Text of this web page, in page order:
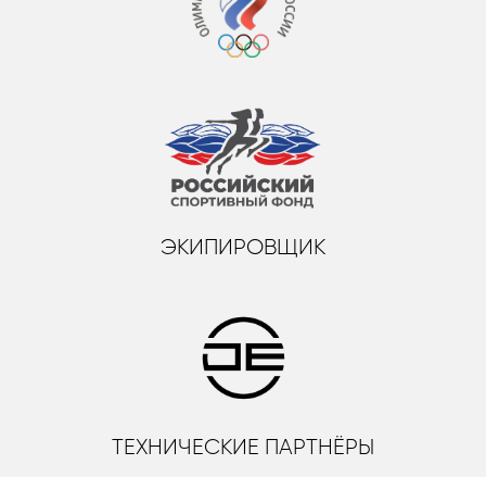
ЭКИПИРОВЩИК
ТЕХНИЧЕСКИЕ ПАРТНЁРЫ